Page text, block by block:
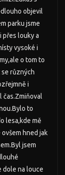
objevil
parku jsme
přes louky a
vysoké i
o tom to
se různých
i
čas.Zmiňoval
to
lesa,kde mě
hned jak
jsem
dole na louce